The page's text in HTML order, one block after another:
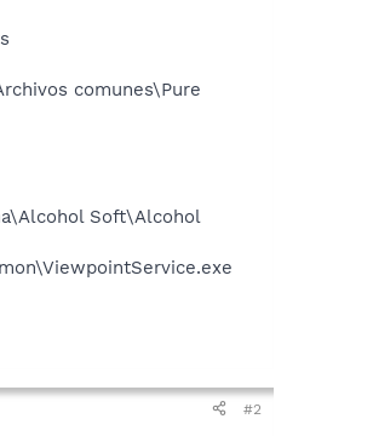
comunes\Pure
Soft\Alcohol
#2